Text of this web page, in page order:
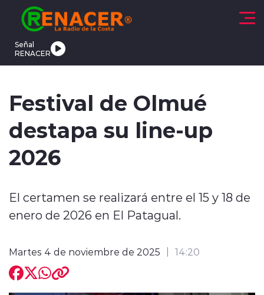
Click acá para ir directamente al contenido
Señal
RENACER
Festival de Olmué
destapa su line-up
2026
El certamen se realizará entre el 15 y 18 de
enero de 2026 en El Patagual.
Martes 4 de noviembre de 2025 14:20